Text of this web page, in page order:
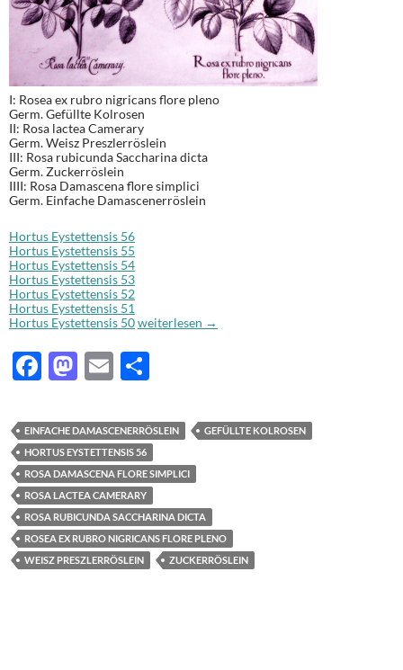
I: Rosea ex rubro nigricans flore pleno
Germ. Gefüllte Kolrosen
II: Rosa lactea Camerary
Germ. Weisz Preszlerröslein
III: Rosa rubicunda Saccharina dicta
Germ. Zuckerröslein
IIII: Rosa Damascena flore simplici
Germ. Einfache Damascenerröslein
Hortus Eystettensis 56
Hortus Eystettensis 55
Hortus Eystettensis 54
Hortus Eystettensis 53
Hortus Eystettensis 52
Hortus Eystettensis 51
Hortus Eystettensis 50Hortus Eystettensis 56
weiterlesen →
F
e
b
o
o
k
M
to
d
o
n
E
ail le
n
EINFACHE DAMASCENERRÖSLEIN
GEFÜLLTE KOLROSEN
HORTUS EYSTETTENSIS 56
ROSA DAMASCENA FLORE SIMPLICI
ROSA LACTEA CAMERARY
ROSA RUBICUNDA SACCHARINA DICTA
ROSEA EX RUBRO NIGRICANS FLORE PLENO
WEISZ PRESZLERRÖSLEIN
ZUCKERRÖSLEIN